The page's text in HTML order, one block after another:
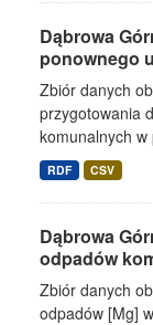
Dąbrowa
ponownego
Zbiór danych
przygotowania
komunalnych
RDF CSV
Dąbrowa
odpadów
Zbiór danych
odpadów [Mg]